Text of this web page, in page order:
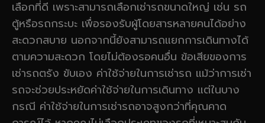
เลือกที่ดี เพราะสามารถเลือกเช่ารถขนาดใหญ่ เช่น รถ
ตู้หรือรถกระบะ เพื่อรองรับผู้โดยสารหลายคนได้อย่าง
สะดวกสบาย นอกจากนี้ยังสามารถแยกการเดินทางได้
ตามความสะดวก โดยไม่ต้องรอคนอื่น ข้อเสียของการ
เช่ารถตรัง ขับเอง ค่าใช้จ่ายในการเช่ารถ แม้ว่าการเช่า
รถจะช่วยประหยัดค่าใช้จ่ายในการเดินทาง แต่ในบาง
กรณี ค่าใช้จ่ายในการเช่ารถอาจสูงกว่าที่คุณคาด